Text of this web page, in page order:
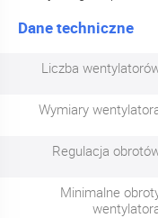
Dane techniczne
Liczba
Wymiary
Regulacja
Minimalne